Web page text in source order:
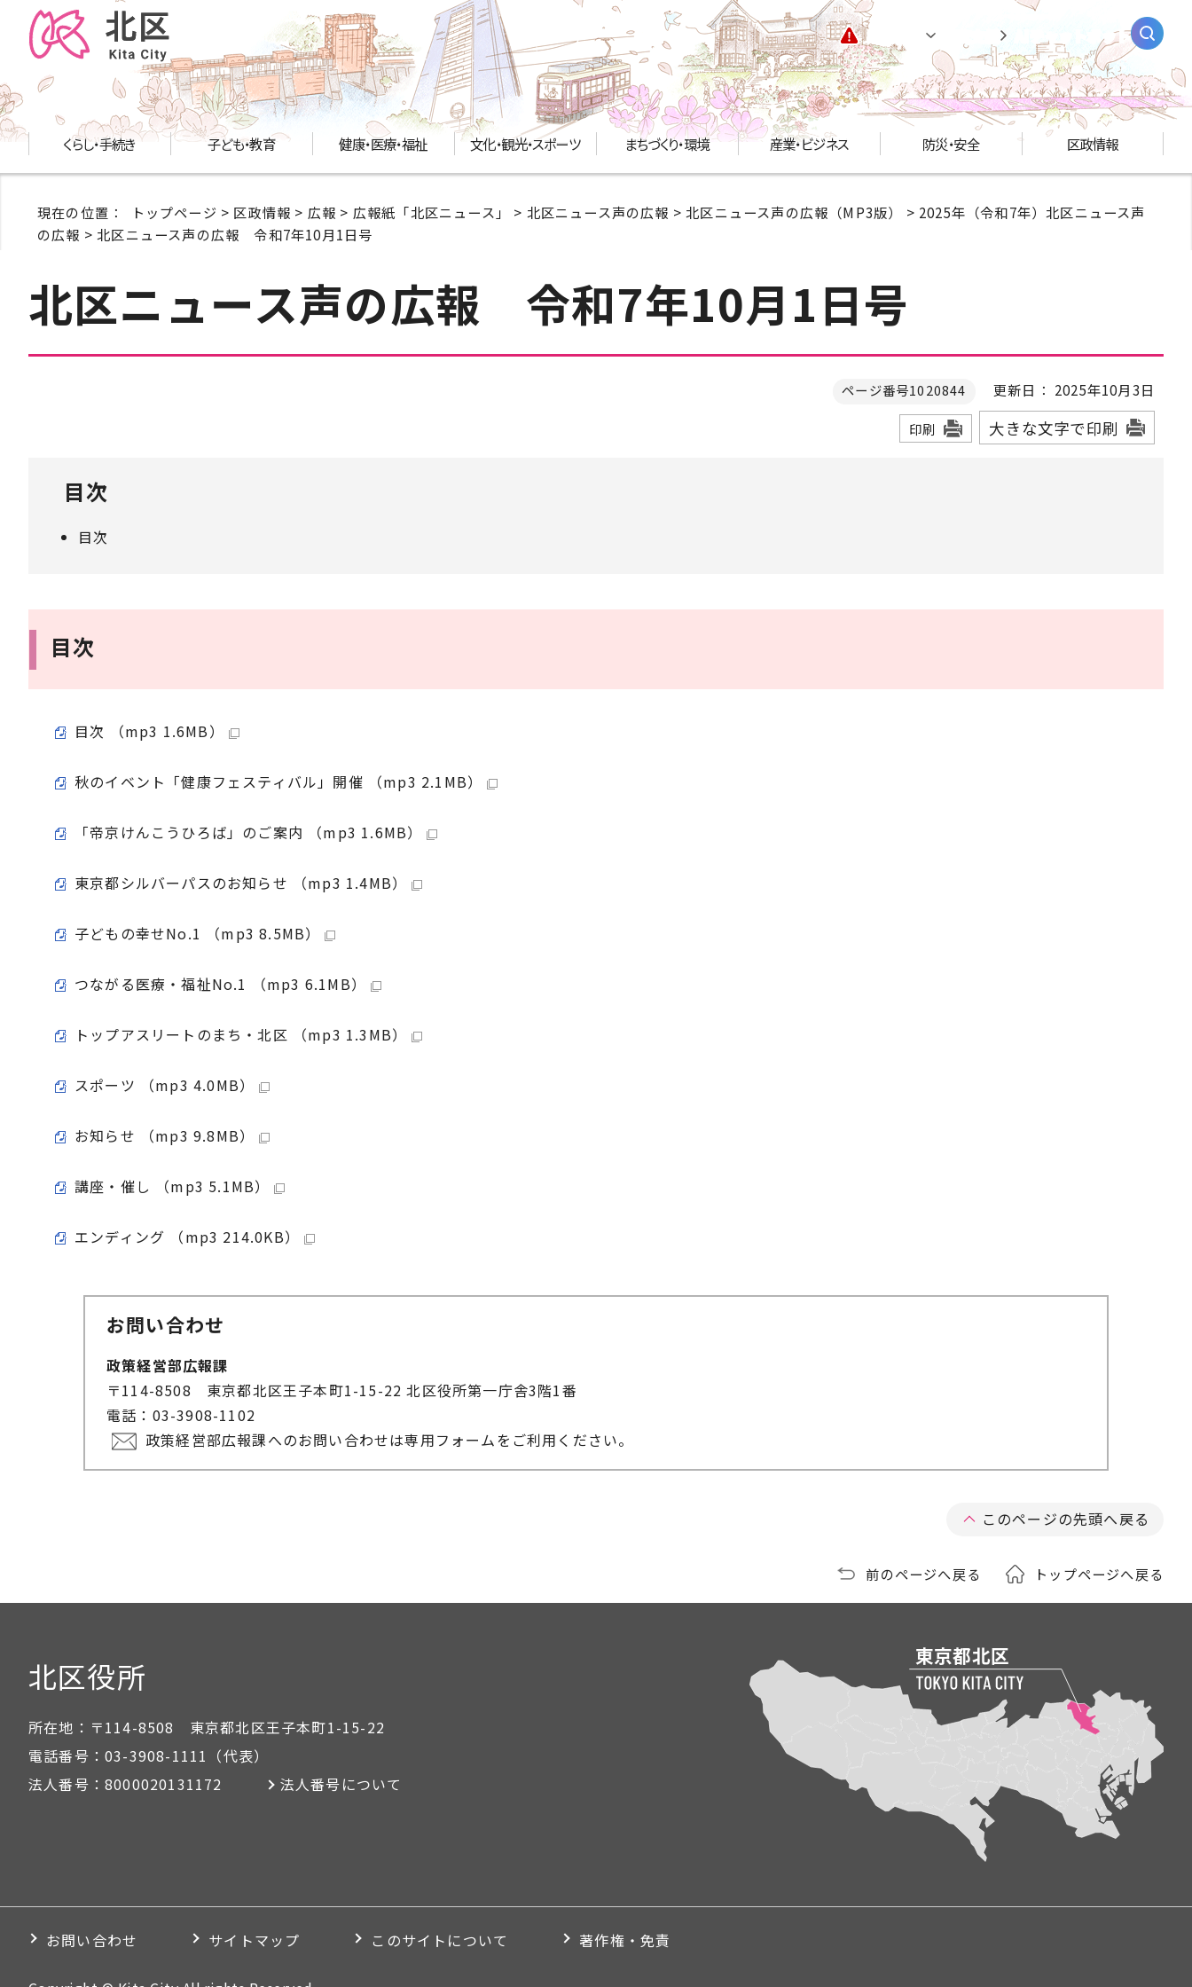
緊急情報 AIチャットボット
くらし・手続き 子ども・教育 健康・医療・福祉 文化・観光・スポーツ まちづくり・環境 産業・ビジネス 防災・安全 区政情報
現在の位置： トップページ > 区政情報 > 広報 > 広報紙「北区ニュース」 > 北区ニュース声の広報 >北区ニュース声の広報（MP3版） > 2025年（令和7年）北区ニュース声
の広報 > 北区ニュース声の広報 令和7年10月1日号
北区ニュース声の広報 令和7年10月1日号
ページ番号1020844 更新日： 2025年10月3日
印刷 大きな文字で印刷
目次
目次
目次
目次 （mp3 1.6MB）
秋のイベント「健康フェスティバル」開催 （mp3 2.1MB）
「帝京けんこうひろば」のご案内 （mp3 1.6MB）
東京都シルバーパスのお知らせ （mp3 1.4MB）
子どもの幸せNo.1 （mp3 8.5MB）
つながる医療・福祉No.1 （mp3 6.1MB）
トップアスリートのまち・北区 （mp3 1.3MB）
スポーツ （mp3 4.0MB）
お知らせ （mp3 9.8MB）
講座・催し （mp3 5.1MB）
エンディング （mp3 214.0KB）
お問い合わせ
政策経営部広報課
〒114-8508 東京都北区王子本町1-15-22 北区役所第一庁舎3階1番
電話：03-3908-1102
政策経営部広報課へのお問い合わせは専用フォームをご利用ください。
このページの先頭へ戻る
前のページへ戻る トップページへ戻る
北区役所
所在地： 〒114-8508 東京都北区王子本町1-15-22
電話番号： 03-3908-1111 （代表）
法人番号： 8000020131172 法人番号について
お問い合わせ サイトマップ このサイトについて 著作権・免責